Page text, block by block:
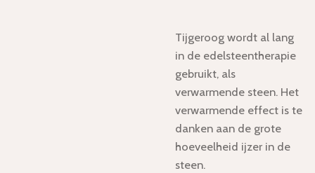
Tijgeroog wordt al lang
in de edelsteentherapie
gebruikt, als
verwarmende steen. Het
verwarmende effect is te
danken aan de grote
hoeveelheid ijzer in de
steen.